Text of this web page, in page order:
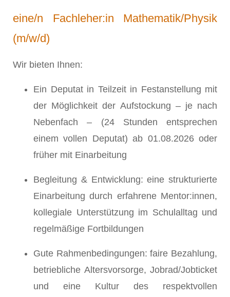
eine/n Fachleher:in Mathematik/Physik
(m/w/d)
Wir bieten Ihnen:
Ein Deputat in Teilzeit in Festanstellung mit
der Möglichkeit der Aufstockung – je nach
Nebenfach – (24 Stunden entsprechen
einem vollen Deputat) ab 01.08.2026 oder
früher mit Einarbeitung
Begleitung & Entwicklung: eine strukturierte
Einarbeitung durch erfahrene Mentor:innen,
kollegiale Unterstützung im Schulalltag und
regelmäßige Fortbildungen
Gute Rahmenbedingungen: faire Bezahlung,
betriebliche Altersvorsorge, Jobrad/Jobticket
und eine Kultur des respektvollen